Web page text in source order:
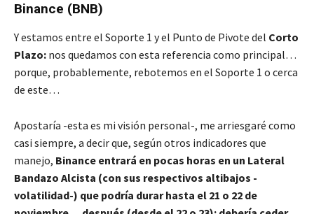
Binance (BNB)
Y estamos entre el Soporte 1 y el Punto de Pivote del Corto
Plazo: nos quedamos con esta referencia como principal…
porque, probablemente, rebotemos en el Soporte 1 o cerca
de este…
Apostaría -esta es mi visión personal-, me arriesgaré como
casi siempre, a decir que, según otros indicadores que
manejo, Binance entrará en pocas horas en un Lateral
Bandazo Alcista (con sus respectivos altibajos -
volatilidad-) que podría durar hasta el 21 o 22 de